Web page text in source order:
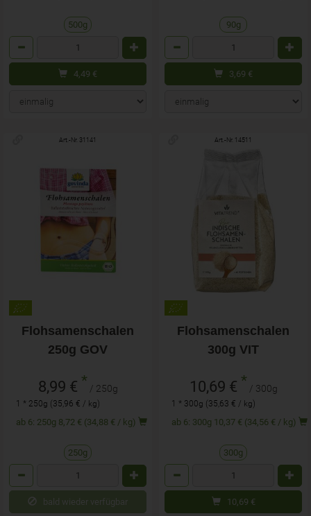
500g
4,49 €
90g
3,69 €
Art.-Nr. 31141
Flohsamenschalen
250g GOV
8,99 € * / 250g
1 * 250g (35,96 € / kg)
ab 6: 250g 8,72 € (34,88 € / kg)
250g
bald wieder verfügbar
Art.-Nr. 14511
Flohsamenschalen
300g VIT
10,69 € * / 300g
1 * 300g (35,63 € / kg)
ab 6: 300g 10,37 € (34,56 € / kg)
300g
10,69 €